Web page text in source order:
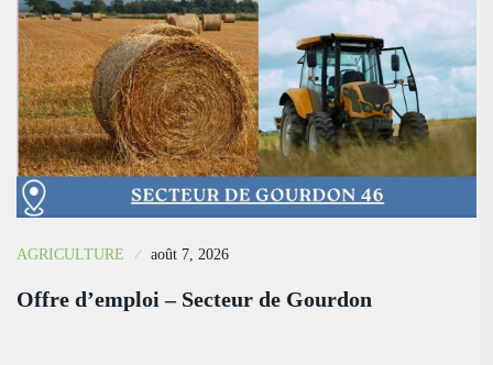
AGRICULTURE août 7, 2026
Offre d’emploi – Secteur de Gourdon